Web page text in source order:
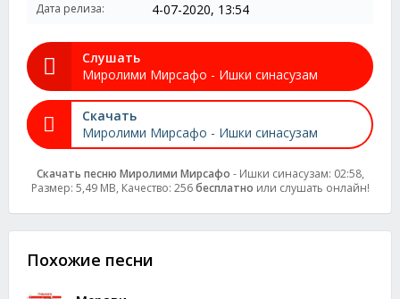
Дата релиза: 4-07-2020, 13:54
Слушать
Миролими Мирсафо - Ишки синасузам
Скачать
Миролими Мирсафо - Ишки синасузам
Скачать песню Миролими Мирсафо - Ишки синасузам: 02:58,
Размер: 5,49 MB, Качество: 256бесплатно или слушать онлайн!
Похожие песни